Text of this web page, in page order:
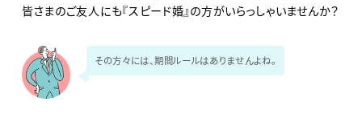
皆さまのご友人にも『スピード婚』の方がいらっしゃいませんか？
その方々には、期間ルールはありませんよね。